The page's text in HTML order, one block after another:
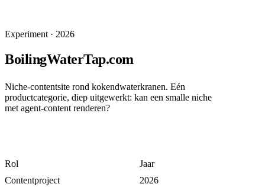
Experiment · 2026
BoilingWaterTap.com
Niche-contentsite rond kokendwaterkranen. Eén
productcategorie, diep uitgewerkt: kan een smalle niche
met agent-content renderen?
Rol
Contentproject
Jaar
2026